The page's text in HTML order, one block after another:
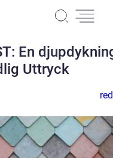
En
Uttryck